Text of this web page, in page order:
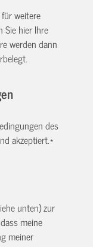
weitere
Sie hier Ihre
werden dann
des
akzeptiert.*
unten) zur
meine
meiner